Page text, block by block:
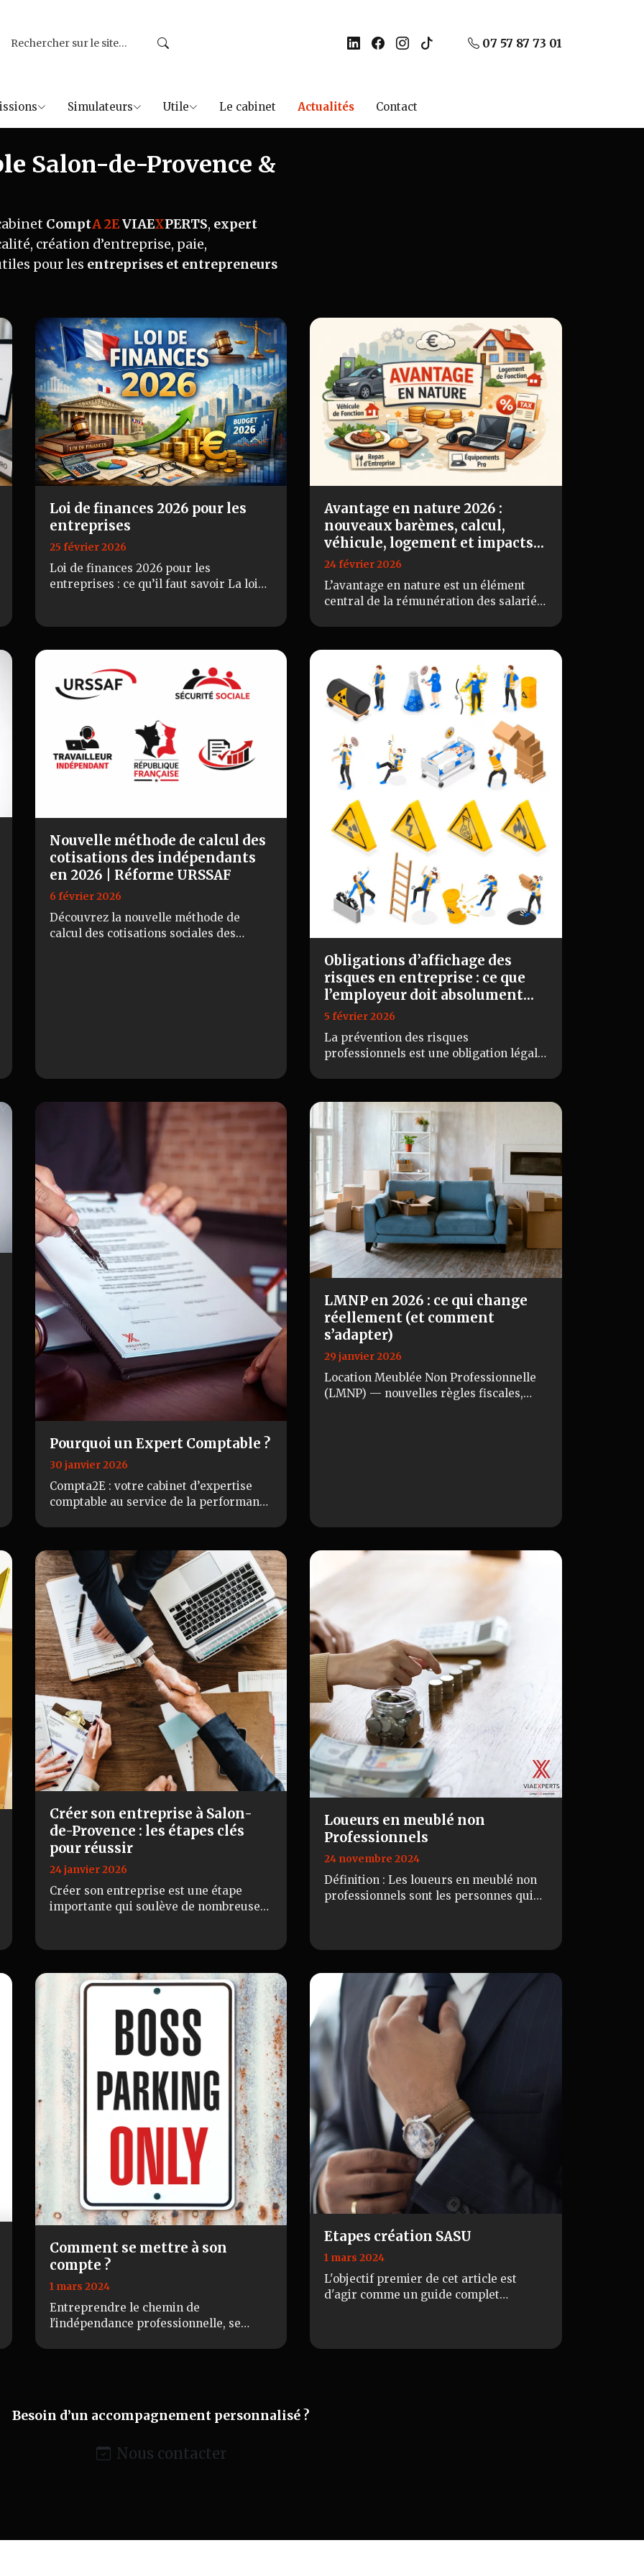
07 57 87 73 01
Simulateurs Utile Le cabinet Actualités Contact
Salon-de-Provence &
ComptA 2EVIAEXPERTS, expert
création d’entreprise, paie,
pour les entreprises et entrepreneurs
Loi de finances 2026 pour les
entreprises
25 février 2026
Loi de finances 2026 pour les
entreprises : ce qu’il faut savoir La loi
modification…
Avantage en nature 2026 :
nouveaux barèmes, calcul,
véhicule, logement et impacts
URSSAF
24 février 2026
L’avantage en nature est un élément
central de la rémunération des salariés.
règles d’évaluat…
Nouvelle méthode de calcul des
cotisations des indépendants
en 2026 | Réforme URSSAF
6 février 2026
Découvrez la nouvelle méthode de
calcul des cotisations sociales des
Obligations d’affichage des
risques en entreprise : ce que
l’employeur doit absolument
respecter
5 février 2026
La prévention des risques
professionnels est une obligation légale
d’activité. Parmi ces…
Pourquoi un Expert Comptable ?
30 janvier 2026
Compta2E : votre cabinet d’expertise
comptable au service de la performance
encaisser. C…
LMNP en 2026 : ce qui change
réellement (et comment
s’adapter)
29 janvier 2026
Location Meublée Non Professionnelle
(LMNP) — nouvelles règles fiscales,
Créer son entreprise à Salon-
de-Provence : les étapes clés
pour réussir
24 janvier 2026
Créer son entreprise est une étape
importante qui soulève de nombreuses
obligations compta…
Loueurs en meublé non
Professionnels
24 novembre 2024
Définition : Les loueurs en meublé non
professionnels sont les personnes qui
Comment se mettre à son
compte ?
1 mars 2024
Entreprendre le chemin de
l'indépendance professionnelle, se
Etapes création SASU
1 mars 2024
L'objectif premier de cet article est
d'agir comme un guide complet
Besoin d’un accompagnement personnalisé ?
Nous contacter